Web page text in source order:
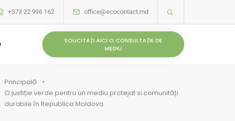
+373 22 996 162 office@ecocontact.md
SOLICITAȚI AICI O CONSULTAȚIE DE
MEDIU
Principală
O justiție verde pentru un mediu protejat si comunități
durabile în Republica Moldova